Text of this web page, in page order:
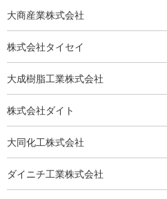
大商産業株式会社
株式会社タイセイ
大成樹脂工業株式会社
株式会社ダイト
大同化工株式会社
ダイニチ工業株式会社